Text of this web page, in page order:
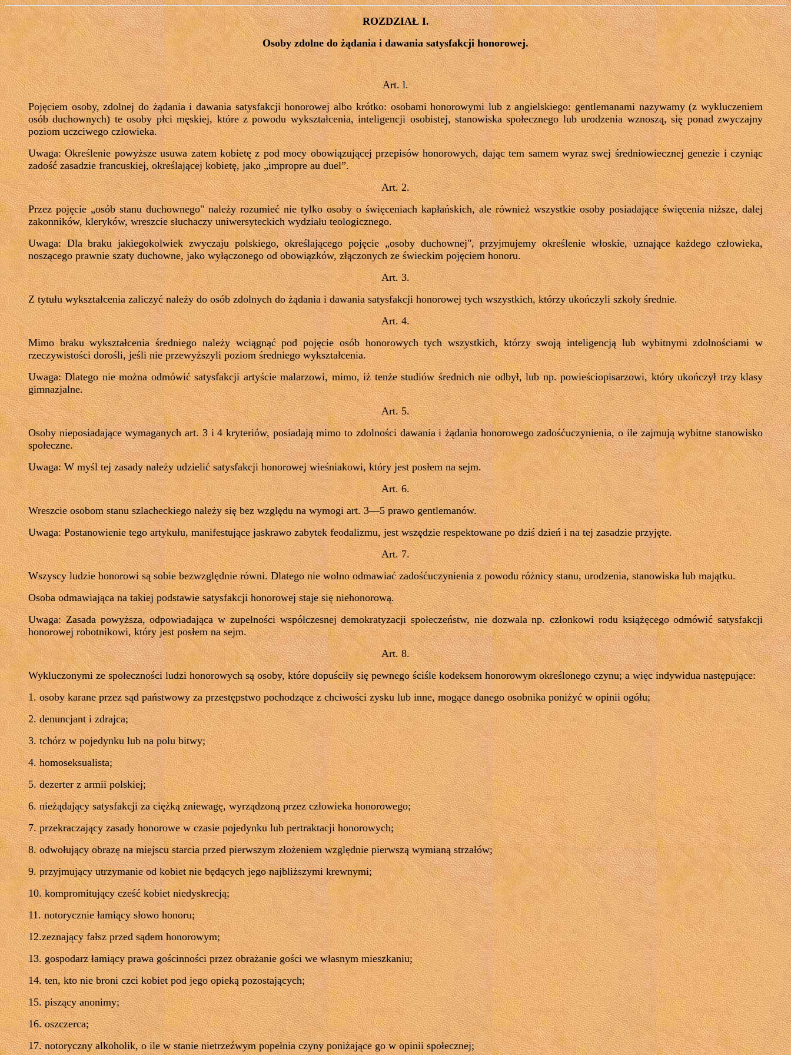
ROZDZIAŁ I.
Osoby zdolne do żądania i dawania satysfakcji honorowej.
Art. l.
Pojęciem osoby, zdolnej do żądania i dawania satysfakcji honorowej albo krótko: osobami honorowymi lub z angielskiego: gentlemanami nazywamy (z wykluczeniem
osób duchownych) te osoby płci męskiej, które z powodu wykształcenia, inteligencji osobistej, stanowiska społecznego lub urodzenia wznoszą, się ponad zwyczajny
poziom uczciwego człowieka.
Uwaga: Określenie powyższe usuwa zatem kobietę z pod mocy obowiązującej przepisów honorowych, dając tem samem wyraz swej średniowiecznej genezie i czyniąc
zadość zasadzie francuskiej, określającej kobietę, jako „impropre au duel”.
Art. 2.
Przez pojęcie „osób stanu duchownego" należy rozumieć nie tylko osoby o święceniach kapłańskich, ale również wszystkie osoby posiadające święcenia niższe, dalej
zakonników, kleryków, wreszcie słuchaczy uniwersyteckich wydziału teologicznego.
Uwaga: Dla braku jakiegokolwiek zwyczaju polskiego, określającego pojęcie „osoby duchownej", przyjmujemy określenie włoskie, uznające każdego człowieka,
noszącego prawnie szaty duchowne, jako wyłączonego od obowiązków, złączonych ze świeckim pojęciem honoru.
Art. 3.
Z tytułu wykształcenia zaliczyć należy do osób zdolnych do żądania i dawania satysfakcji honorowej tych wszystkich, którzy ukończyli szkoły średnie.
Art. 4.
Mimo braku wykształcenia średniego należy wciągnąć pod pojęcie osób honorowych tych wszystkich, którzy swoją inteligencją lub wybitnymi zdolnościami w
rzeczywistości dorośli, jeśli nie przewyższyli poziom średniego wykształcenia.
Uwaga: Dlatego nie można odmówić satysfakcji artyście malarzowi, mimo, iż tenże studiów średnich nie odbył, lub np. powieściopisarzowi, który ukończył trzy klasy
gimnazjalne.
Art. 5.
Osoby nieposiadające wymaganych art. 3 i 4 kryteriów, posiadają mimo to zdolności dawania i żądania honorowego zadośćuczynienia, o ile zajmują wybitne stanowisko
społeczne.
Uwaga: W myśl tej zasady należy udzielić satysfakcji honorowej wieśniakowi, który jest posłem na sejm.
Art. 6.
Wreszcie osobom stanu szlacheckiego należy się bez względu na wymogi art. 3—5 prawo gentlemanów.
Uwaga: Postanowienie tego artykułu, manifestujące jaskrawo zabytek feodalizmu, jest wszędzie respektowane po dziś dzień i na tej zasadzie przyjęte.
Art. 7.
Wszyscy ludzie honorowi są sobie bezwzględnie równi. Dlatego nie wolno odmawiać zadośćuczynienia z powodu różnicy stanu, urodzenia, stanowiska lub majątku.
Osoba odmawiająca na takiej podstawie satysfakcji honorowej staje się niehonorową.
Uwaga: Zasada powyższa, odpowiadająca w zupełności współczesnej demokratyzacji społeczeństw, nie dozwala np. członkowi rodu książęcego odmówić satysfakcji
honorowej robotnikowi, który jest posłem na sejm.
Art. 8.
Wykluczonymi ze społeczności ludzi honorowych są osoby, które dopuściły się pewnego ściśle kodeksem honorowym określonego czynu; a więc indywidua następujące:
1. osoby karane przez sąd państwowy za przestępstwo pochodzące z chciwości zysku lub inne, mogące danego osobnika poniżyć w opinii ogółu;
2. denuncjant i zdrajca;
3. tchórz w pojedynku lub na polu bitwy;
4. homoseksualista;
5. dezerter z armii polskiej;
6. nieżądający satysfakcji za ciężką zniewagę, wyrządzoną przez człowieka honorowego;
7. przekraczający zasady honorowe w czasie pojedynku lub pertraktacji honorowych;
8. odwołujący obrazę na miejscu starcia przed pierwszym złożeniem względnie pierwszą wymianą strzałów;
9. przyjmujący utrzymanie od kobiet nie będących jego najbliższymi krewnymi;
10. kompromitujący cześć kobiet niedyskrecją;
11. notorycznie łamiący słowo honoru;
12.zeznający fałsz przed sądem honorowym;
13. gospodarz łamiący prawa gościnności przez obrażanie gości we własnym mieszkaniu;
14. ten, kto nie broni czci kobiet pod jego opieką pozostających;
15. piszący anonimy;
16. oszczerca;
17. notoryczny alkoholik, o ile w stanie nietrzeźwym popełnia czyny poniżające go w opinii społecznej;